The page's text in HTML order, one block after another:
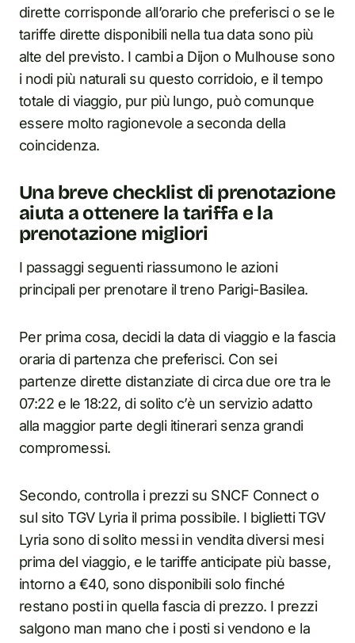
dirette corrisponde all’orario che preferisci o se le
tariffe dirette disponibili nella tua data sono più
alte del previsto. I cambi a Dijon o Mulhouse sono
i nodi più naturali su questo corridoio, e il tempo
totale di viaggio, pur più lungo, può comunque
essere molto ragionevole a seconda della
coincidenza.
Una breve checklist di prenotazione
aiuta a ottenere la tariffa e la
prenotazione migliori
I passaggi seguenti riassumono le azioni
principali per prenotare il treno Parigi-Basilea.
Per prima cosa, decidi la data di viaggio e la fascia
oraria di partenza che preferisci. Con sei
partenze dirette distanziate di circa due ore tra le
07:22 e le 18:22, di solito c’è un servizio adatto
alla maggior parte degli itinerari senza grandi
compromessi.
Secondo, controlla i prezzi su SNCF Connect o
sul sito TGV Lyria il prima possibile. I biglietti TGV
Lyria sono di solito messi in vendita diversi mesi
prima del viaggio, e le tariffe anticipate più basse,
intorno a €40, sono disponibili solo finché
restano posti in quella fascia di prezzo. I prezzi
salgono man mano che i posti si vendono e la